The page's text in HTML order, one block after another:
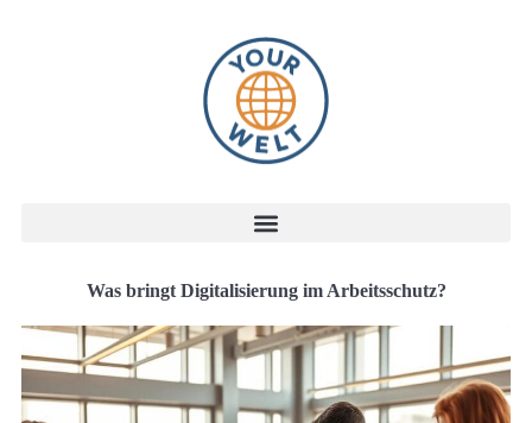
Was bringt Digitalisierung im Arbeitsschutz?